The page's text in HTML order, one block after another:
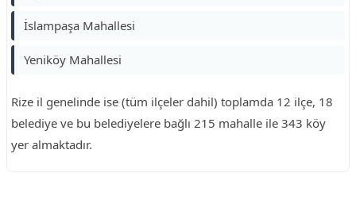
İslampaşa Mahallesi
Yeniköy Mahallesi
Rize il genelinde ise (tüm ilçeler dahil) toplamda 12 ilçe, 18
belediye ve bu belediyelere bağlı 215 mahalle ile 343 köy
yer almaktadır.